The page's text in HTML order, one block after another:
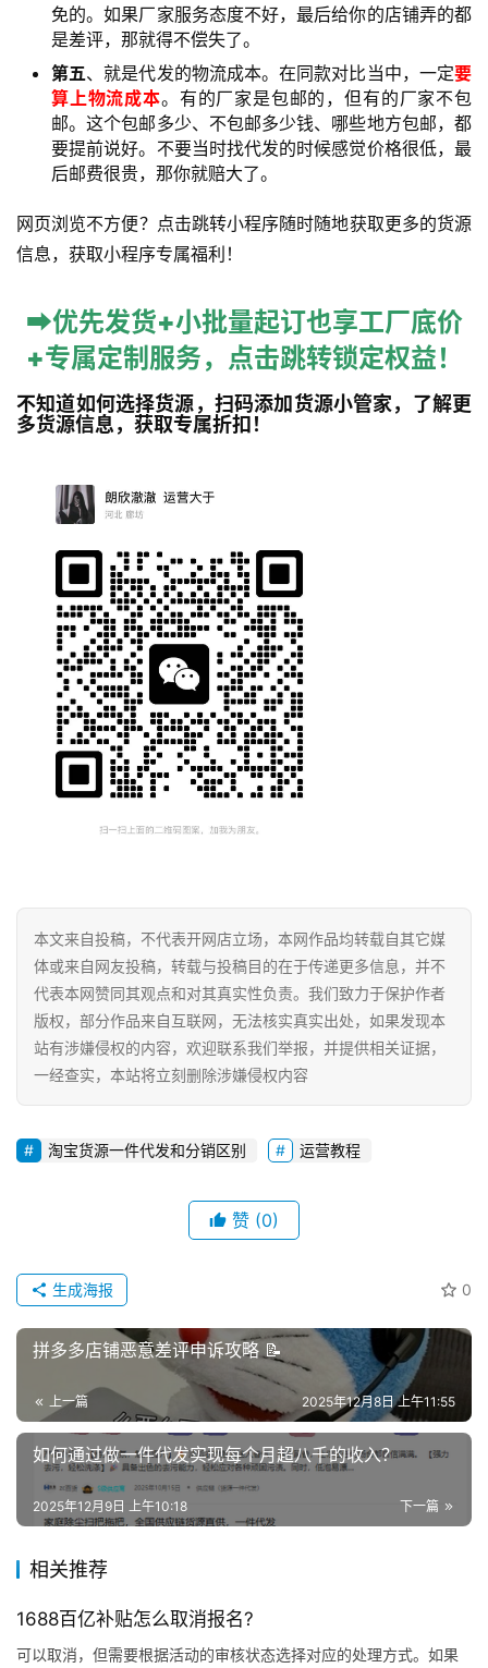
运
电
商
媒
体
社
免的。如果厂家服务态度不好，最后给你的店铺弄的都
是差评，那就得不偿失了。
第五、就是代发的物流成本。在同款对比当中，一定要
算上物流成本。有的厂家是包邮的，但有的厂家不包
邮。这个包邮多少、不包邮多少钱、哪些地方包邮，都
要提前说好。不要当时找代发的时候感觉价格很低，最
后邮费很贵，那你就赔大了。
网页浏览不方便？点击跳转小程序随时随地获取更多的货源
信息，获取小程序专属福利！
➡优先发货+小批量起订也享工厂底价
+专属定制服务，点击跳转锁定权益！
不知道如何选择货源，扫码添加货源小管家，了解更
多货源信息，获取专属折扣！
本文来自投稿，不代表开网店立场，本网作品均转载自其它媒
体或来自网友投稿，转载与投稿目的在于传递更多信息，并不
代表本网赞同其观点和对其真实性负责。我们致力于保护作者
版权，部分作品来自互联网，无法核实真实出处，如果发现本
站有涉嫌侵权的内容，欢迎联系我们举报，并提供相关证据，
一经查实，本站将立刻删除涉嫌侵权内容
淘宝货源一件代发和分销区别 运营教程
赞 (0)
0
生成海报
拼多多店铺恶意差评申诉攻略 📝
上一篇 2025年12月8日 上午11:55
如何通过做一件代发实现每个月超八千的收入？
下一篇
2025年12月9日 上午10:18
相关推荐
1688百亿补贴怎么取消报名?
可以取消，但需要根据活动的审核状态选择对应的处理方式。如果